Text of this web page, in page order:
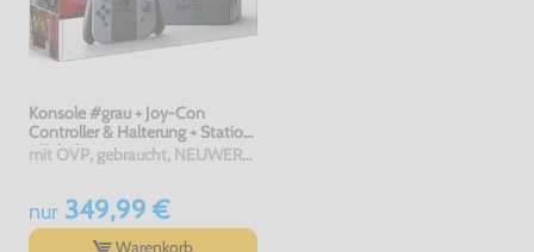
Konsole #grau + Joy-Con
Controller & Halterung + Station
+ Zubehör
mit OVP, gebraucht, NEUWERTIG
nur349,99 €
Warenkorb